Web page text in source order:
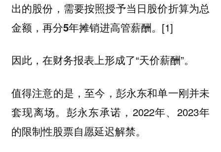
出的股份，需要按照授予当日股价折算为总
金额，再分5年摊销进高管薪酬。 [1]
因此，在财务报表上形成了“天价薪酬”。
值得注意的是，至今，彭永东和单一刚并未
套现离场。 彭永东承诺，2022年、2023年
的限制性股票自愿延迟解禁。